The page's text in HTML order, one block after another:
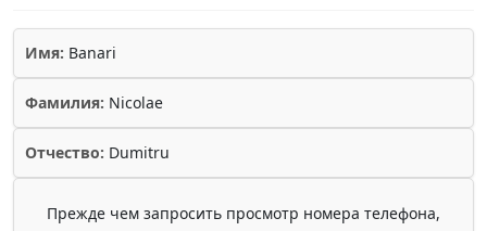
Имя: Banari
Фамилия: Nicolae
Отчество: Dumitru
Прежде чем запросить просмотр номера телефона,